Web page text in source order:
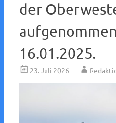
der
16.01.2025.
23. Juli 2026